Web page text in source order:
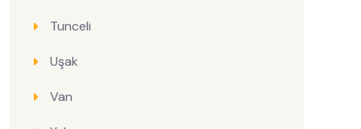
Tunceli
Uşak
Van